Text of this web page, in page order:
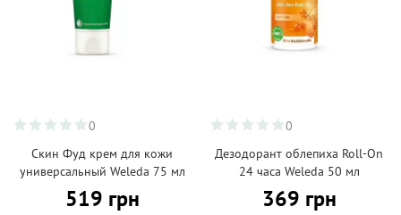
0
Скин Фуд крем для кожи
универсальный Weleda 75 мл
519 грн
0
Дезодорант облепиха Roll-On
24 часа Weleda 50 мл
369 грн